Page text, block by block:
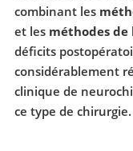
combinant les
et les méthodes
déficits
considérablement
clinique de
ce type de chirurgie.